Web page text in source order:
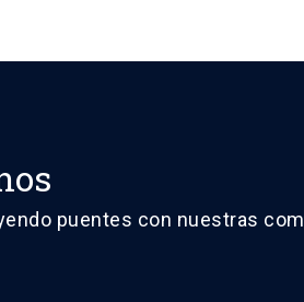
puentes con nuestras